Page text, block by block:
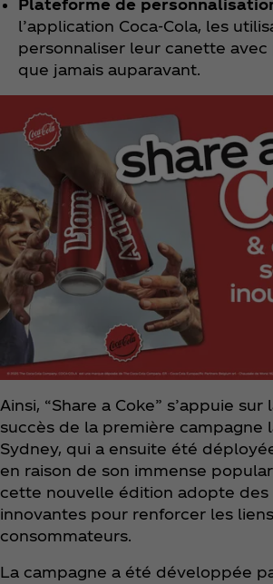
Plateforme de
l’application Coca‑Cola, les
personnaliser leur canette
que jamais auparavant.
Ainsi, “Share a Coke” s’appuie
succès de la première campagne
Sydney, qui a ensuite été
en raison de son immense
cette nouvelle édition adopte des
innovantes pour renforcer les
consommateurs.
La campagne a été développée